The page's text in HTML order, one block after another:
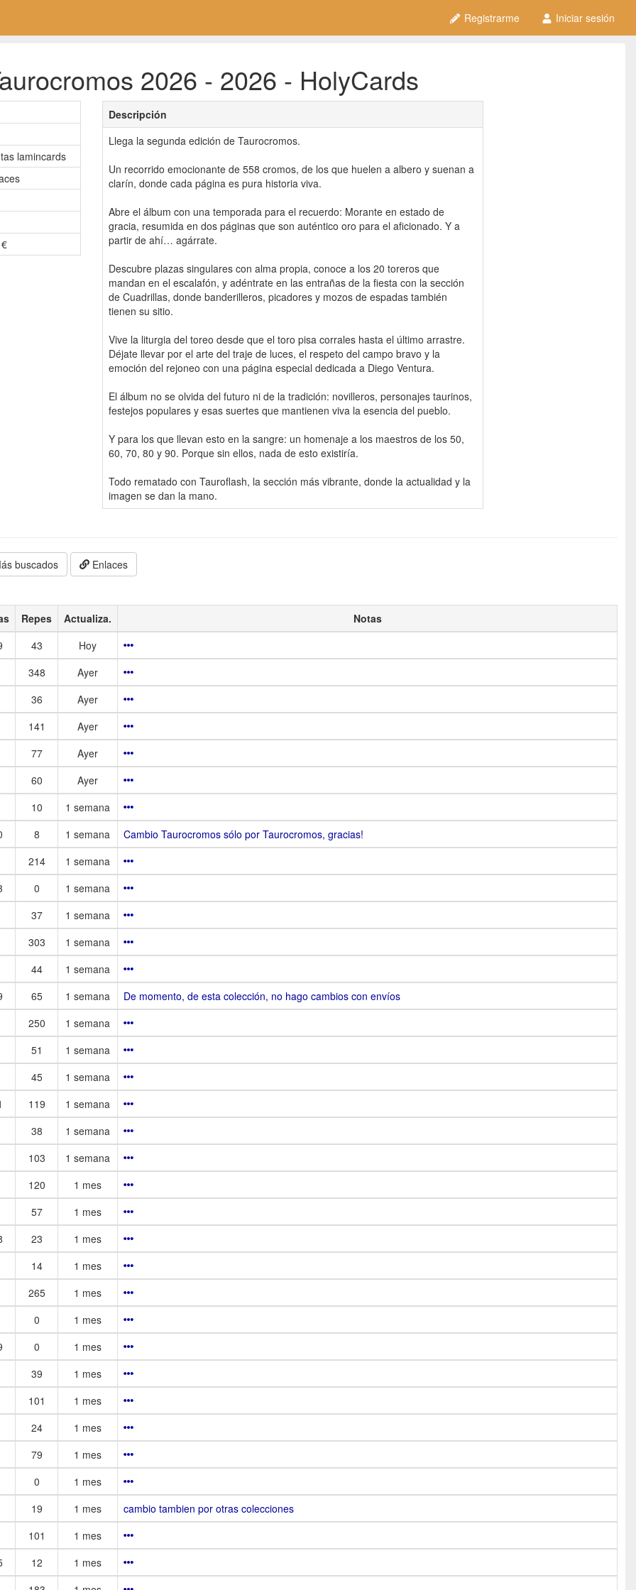
Registrarme Iniciar sesión
2026 - 2026 - HolyCards
lamincards
Descripción
Llega la segunda edición de Taurocromos.
Un recorrido emocionante de 558 cromos, de los que huelen a albero y suenan a
clarín, donde cada página es pura historia viva.
Abre el álbum con una temporada para el recuerdo: Morante en estado de
gracia, resumida en dos páginas que son auténtico oro para el aficionado. Y a
partir de ahí… agárrate.
Descubre plazas singulares con alma propia, conoce a los 20 toreros que
mandan en el escalafón, y adéntrate en las entrañas de la fiesta con la sección
de Cuadrillas, donde banderilleros, picadores y mozos de espadas también
tienen su sitio.
Vive la liturgia del toreo desde que el toro pisa corrales hasta el último arrastre.
Déjate llevar por el arte del traje de luces, el respeto del campo bravo y la
emoción del rejoneo con una página especial dedicada a Diego Ventura.
El álbum no se olvida del futuro ni de la tradición: novilleros, personajes taurinos,
festejos populares y esas suertes que mantienen viva la esencia del pueblo.
Y para los que llevan esto en la sangre: un homenaje a los maestros de los 50,
60, 70, 80 y 90. Porque sin ellos, nada de esto existiría.
Todo rematado con Tauroflash, la sección más vibrante, donde la actualidad y la
imagen se dan la mano.
buscados Enlaces
Repes Actualiza.
Notas
43
Hoy
348
Ayer
36
Ayer
141
Ayer
77
Ayer
60
Ayer
10
1 semana
8 1 semana
Cambio Taurocromos sólo por Taurocromos, gracias!
214
1 semana
0
1 semana
37
1 semana
303
1 semana
44
1 semana
65 1 semana
De momento, de esta colección, no hago cambios con envíos
250
1 semana
51
1 semana
45
1 semana
119
1 semana
38
1 semana
103
1 semana
120
1 mes
57
1 mes
23
1 mes
14
1 mes
265
1 mes
0
1 mes
0
1 mes
39
1 mes
101
1 mes
24
1 mes
79
1 mes
0
1 mes
19
1 mes
cambio tambien por otras colecciones
101
1 mes
12
1 mes